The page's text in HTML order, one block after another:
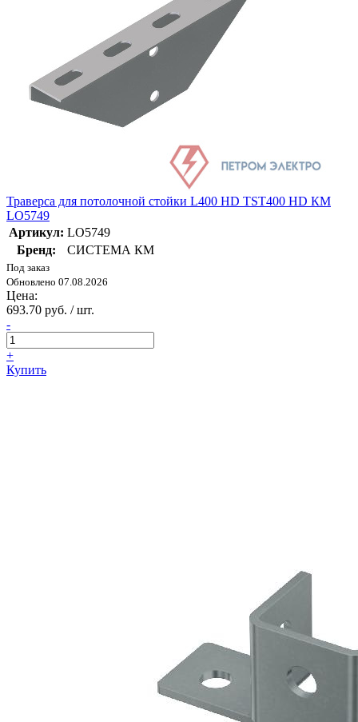
Траверса для потолочной стойки L400 HD TST400 HD КМ
LO5749
Артикул: LO5749
Бренд:
СИСТЕМА КМ
Под заказ
Обновлено 07.08.2026
Цена:
693.70 руб. / шт.
-
+
Купить